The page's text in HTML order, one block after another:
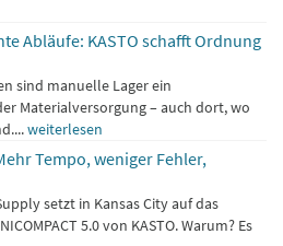
Abläufe: KASTO schafft Ordnung
sind manuelle Lager ein
Materialversorgung – auch dort, wo
weiterlesen
Tempo, weniger Fehler,
setzt in Kansas City auf das
5.0 von KASTO. Warum? Es